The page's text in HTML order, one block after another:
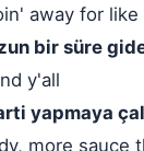
away for
bir süre
y'all
yapmaya
more sauce